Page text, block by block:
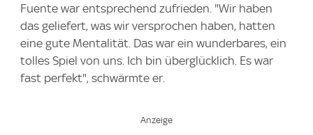
Fuente war entsprechend zufrieden. "Wir haben
das geliefert, was wir versprochen haben, hatten
eine gute Mentalität. Das war ein wunderbares, ein
tolles Spiel von uns. Ich bin überglücklich. Es war
fast perfekt", schwärmte er.